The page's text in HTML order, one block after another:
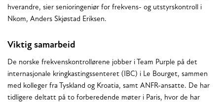
hverandre, sier senioringeniør for frekvens- og utstyrskontroll i
Nkom, Anders Skjøstad Eriksen.
Viktig samarbeid
De norske frekvenskontrollørene jobber i Team Purple på det
internasjonale kringkastingssenteret (IBC) i Le Bourget, sammen
med kolleger fra Tyskland og Kroatia, samt ANFR-ansatte. De har
tidligere deltatt på to forberedende møter i Paris, hvor de har